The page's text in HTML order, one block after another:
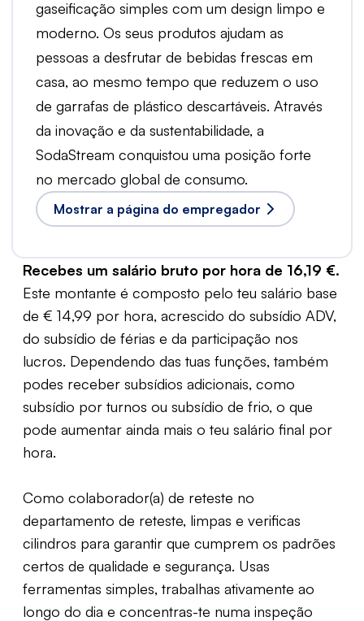
gaseificação simples com um design limpo e
moderno. Os seus produtos ajudam as
pessoas a desfrutar de bebidas frescas em
casa, ao mesmo tempo que reduzem o uso
de garrafas de plástico descartáveis. Através
da inovação e da sustentabilidade, a
SodaStream conquistou uma posição forte
no mercado global de consumo.
Mostrar a página do empregador
Recebes um salário bruto por hora de 16,19 €.
Este montante é composto pelo teu salário base
de € 14,99 por hora, acrescido do subsídio ADV,
do subsídio de férias e da participação nos
lucros. Dependendo das tuas funções, também
podes receber subsídios adicionais, como
subsídio por turnos ou subsídio de frio, o que
pode aumentar ainda mais o teu salário final por
hora.
Como colaborador(a) de reteste no
departamento de reteste, limpas e verificas
cilindros para garantir que cumprem os padrões
certos de qualidade e segurança. Usas
ferramentas simples, trabalhas ativamente ao
longo do dia e concentras-te numa inspeção